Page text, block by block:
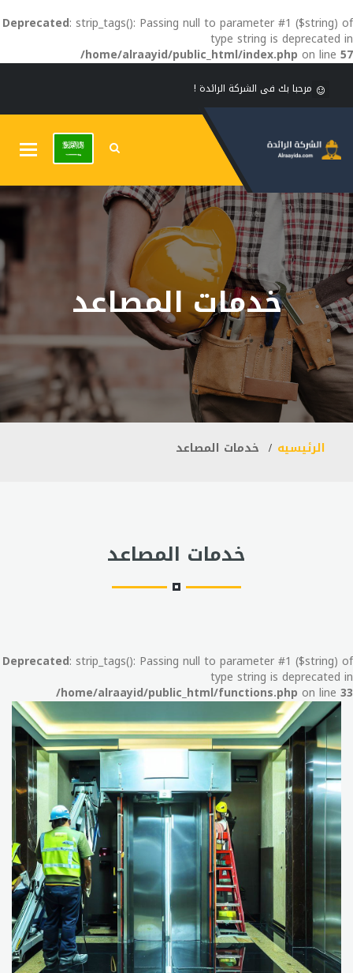
Deprecated: strip_tags(): Passing null to parameter #1 ($string) of
type string is deprecated in
/home/alraayid/public_html/index.php on line 57
مرحبا بك فى الشركة الرائدة !
خدمات المصاعد
الرئيسيه خدمات المصاعد
خدمات المصاعد
Deprecated: strip_tags(): Passing null to parameter #1 ($string) of
type string is deprecated in
/home/alraayid/public_html/functions.php on line 33